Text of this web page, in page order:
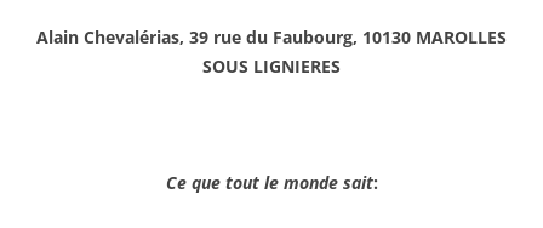
Alain Chevalérias, 39 rue du Faubourg, 10130 MAROLLES
SOUS LIGNIERES
Ce que tout le monde sait: